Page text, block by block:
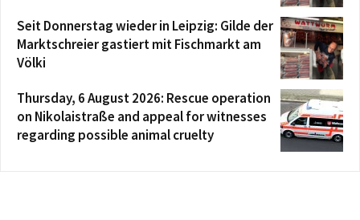
Seit Donnerstag wieder in Leipzig: Gilde der
Marktschreier gastiert mit Fischmarkt am
Völki
Thursday, 6 August 2026: Rescue operation
on Nikolaistraße and appeal for witnesses
regarding possible animal cruelty